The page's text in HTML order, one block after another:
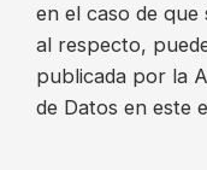
en el caso de que
al respecto,
publicada por la
de Datos en este